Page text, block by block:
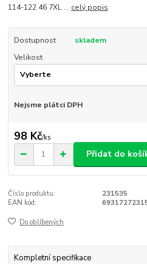
114-122 46 7XL ... celý popis
Dostupnost
skladem
Velikost
Nejsme plátci DPH
98 Kč/ks
Přidat do
Číslo produktu:
231535
EAN kód:
Do oblíbených
Kompletní specifikace